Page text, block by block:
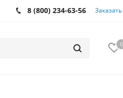
8 (800) 234-63-56
0